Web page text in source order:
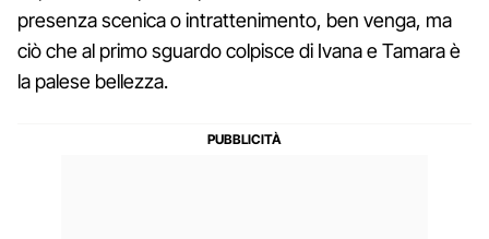
presenza scenica o intrattenimento, ben venga, ma
ciò che al primo sguardo colpisce di Ivana e Tamara è
la palese bellezza.